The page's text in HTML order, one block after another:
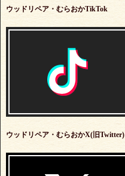
ウッドリペア・むらおかTikTok
ウッドリペア・むらおかX(旧Twitter)